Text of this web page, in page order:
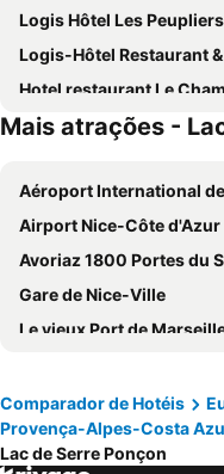
Logis Hôtel Les Peupliers
Logis-Hôtel Restaurant & Spa Les
Hotel restaurant Le
Hotel - Restaurant Le
Mais atrações -
Aéroport International de Genève - Geneva International
Airport Nice-Côte d'Azur
Avoriaz 1800 Portes du
Gare de Nice-Ville
Le vieux Port de
Breuil-Cervinia
Cidade Velha
Pâquis
Comparador de Hotéis
Provença-Alpes-Costa
Lac de Serre Ponçon